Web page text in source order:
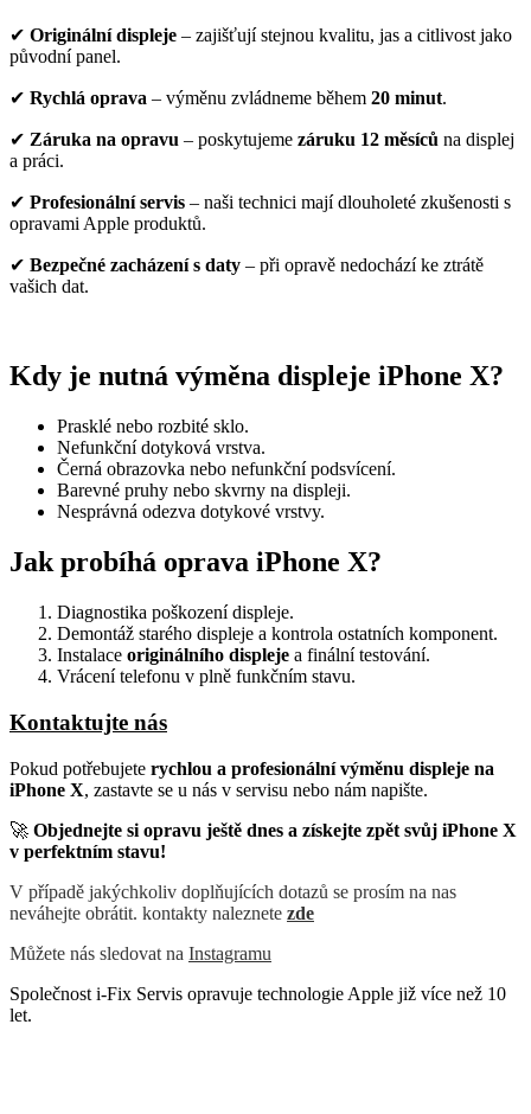
✔ Originální displeje – zajišťují stejnou kvalitu, jas a citlivost jako
původní panel.
✔ Rychlá oprava – výměnu zvládneme během 20 minut.
✔ Záruka na opravu – poskytujeme záruku 12 měsíců na displej
a práci.
✔ Profesionální servis – naši technici mají dlouholeté zkušenosti s
opravami Apple produktů.
✔ Bezpečné zacházení s daty – při opravě nedochází ke ztrátě
vašich dat.
Kdy je nutná výměna displeje iPhone X?
Prasklé nebo rozbité sklo.
Nefunkční dotyková vrstva.
Černá obrazovka nebo nefunkční podsvícení.
Barevné pruhy nebo skvrny na displeji.
Nesprávná odezva dotykové vrstvy.
Jak probíhá oprava iPhone X?
Diagnostika poškození displeje.
Demontáž starého displeje a kontrola ostatních komponent.
Instalace originálního displeje a finální testování.
Vrácení telefonu v plně funkčním stavu.
Kontaktujte nás
Pokud potřebujete rychlou a profesionální výměnu displeje na
iPhone X, zastavte se u nás v servisu nebo nám napište.
🚀 Objednejte si opravu ještě dnes a získejte zpět svůj iPhone X
v perfektním stavu!
V případě jakýchkoliv doplňujících dotazů se prosím na nas
neváhejte obrátit. kontakty naleznete zde
Můžete nás sledovat na Instagramu
Společnost i-Fix Servis opravuje technologie Apple již více než 10
let.